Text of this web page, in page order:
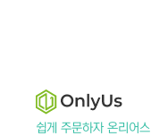
쉽게 주문하자 온리어스